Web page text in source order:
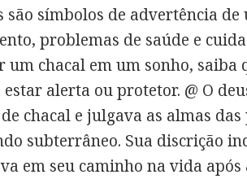
são símbolos de advertência
problemas de saúde e
um chacal em um sonho, saiba
estar alerta ou protetor. @ O
chacal e julgava as almas
subterrâneo. Sua discrição
em seu caminho na vida